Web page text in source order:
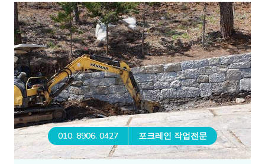
010. 8906. 0427 포크레인 작업전문